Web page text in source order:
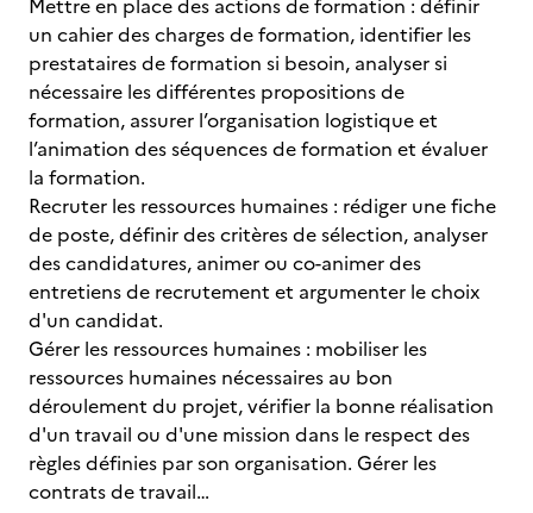
Mettre en place des actions de formation : définir
un cahier des charges de formation, identifier les
prestataires de formation si besoin, analyser si
nécessaire les différentes propositions de
formation, assurer l’organisation logistique et
l’animation des séquences de formation et évaluer
la formation.
Recruter les ressources humaines : rédiger une fiche
de poste, définir des critères de sélection, analyser
des candidatures, animer ou co-animer des
entretiens de recrutement et argumenter le choix
d'un candidat.
Gérer les ressources humaines : mobiliser les
ressources humaines nécessaires au bon
déroulement du projet, vérifier la bonne réalisation
d'un travail ou d'une mission dans le respect des
règles définies par son organisation. Gérer les
contrats de travail…